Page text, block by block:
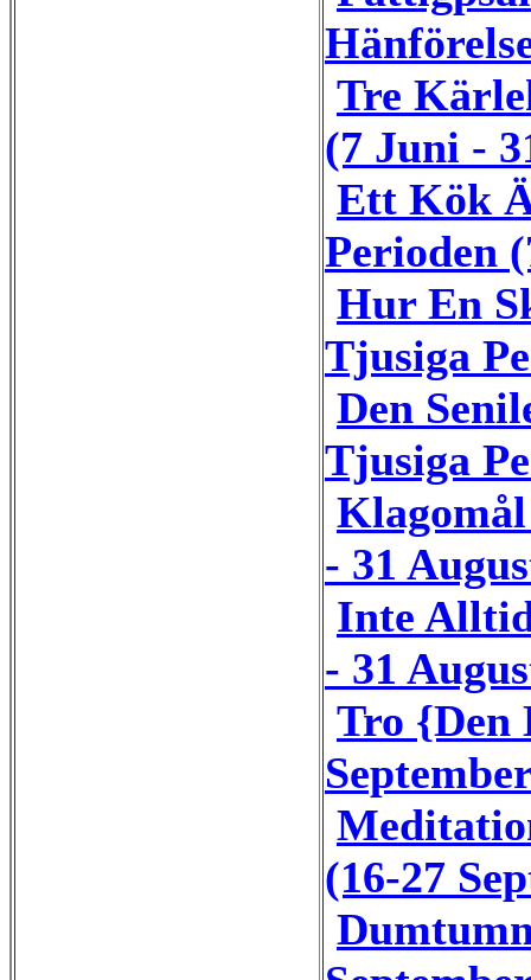
Tre
(7 Juni -
Ett Kök
Perioden
Hur En
Tjusiga
Den
Tjusiga
- 31
Inte
- 31
Tro {Den
(16-27